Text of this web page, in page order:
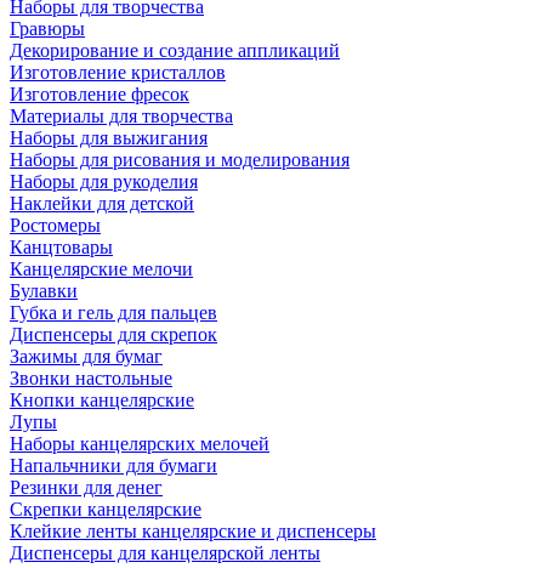
Наборы для творчества
Гравюры
Декорирование и создание аппликаций
Изготовление кристаллов
Изготовление фресок
Материалы для творчества
Наборы для выжигания
Наборы для рисования и моделирования
Наборы для рукоделия
Наклейки для детской
Ростомеры
Канцтовары
Канцелярские мелочи
Булавки
Губка и гель для пальцев
Диспенсеры для скрепок
Зажимы для бумаг
Звонки настольные
Кнопки канцелярские
Лупы
Наборы канцелярских мелочей
Напальчники для бумаги
Резинки для денег
Скрепки канцелярские
Клейкие ленты канцелярские и диспенсеры
Диспенсеры для канцелярской ленты